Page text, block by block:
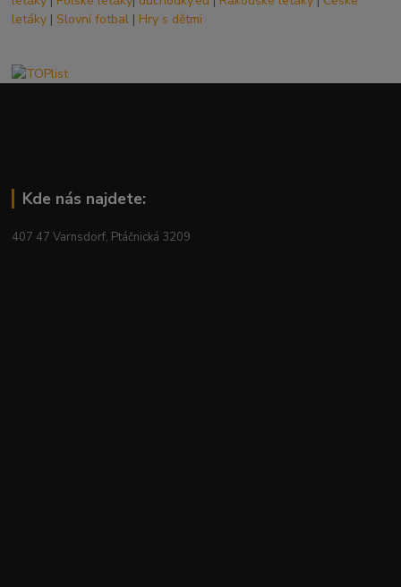
letáky | Slovní fotbal | Hry s dětmi
Kde nás najdete:
407 47 Varnsdorf, Ptáčnická 3209